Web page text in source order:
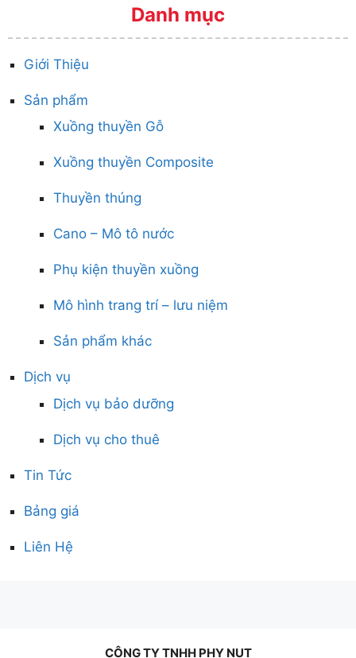
Danh mục
Giới Thiệu
Sản phẩm
Xuồng thuyền Gỗ
Xuồng thuyền Composite
Thuyền thúng
Cano – Mô tô nước
Phụ kiện thuyền xuồng
Mô hình trang trí – lưu niệm
Sản phẩm khác
Dịch vụ
Dịch vụ bảo dưỡng
Dịch vụ cho thuê
Tin Tức
Bảng giá
Liên Hệ
CÔNG TY TNHH PHY NUT